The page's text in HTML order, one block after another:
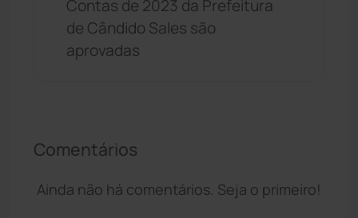
Contas de 2023 da Prefeitura
de Cândido Sales são
aprovadas
Comentários
Ainda não há comentários. Seja o primeiro!